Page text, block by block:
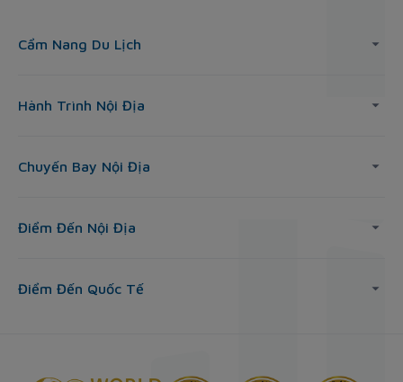
Cẩm Nang Du Lịch
Hành Trình Nội Địa
Chuyến Bay Nội Địa
Điểm Đến Nội Địa
Điểm Đến Quốc Tế